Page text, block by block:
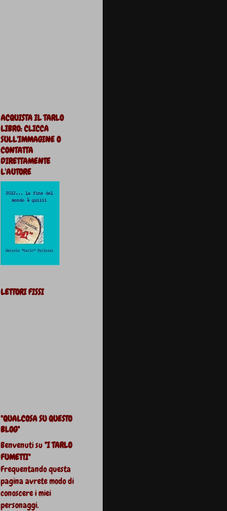
ACQUISTA IL TARLO
LIBRO: CLICCA
SULL'IMMAGINE O
CONTATTA
DIRETTAMENTE
L'AUTORE
LETTORI FISSI
"QUALCOSA SU QUESTO
BLOG"
Benvenuti su"I TARLO
FUMETTI"
Frequentando questa
pagina avrete modo di
conoscere i miei
personaggi.